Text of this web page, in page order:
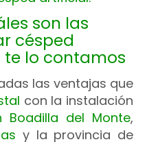
son las
césped
te lo contamos
las ventajas que
con la instalación
Boadilla del Monte,
y la provincia de